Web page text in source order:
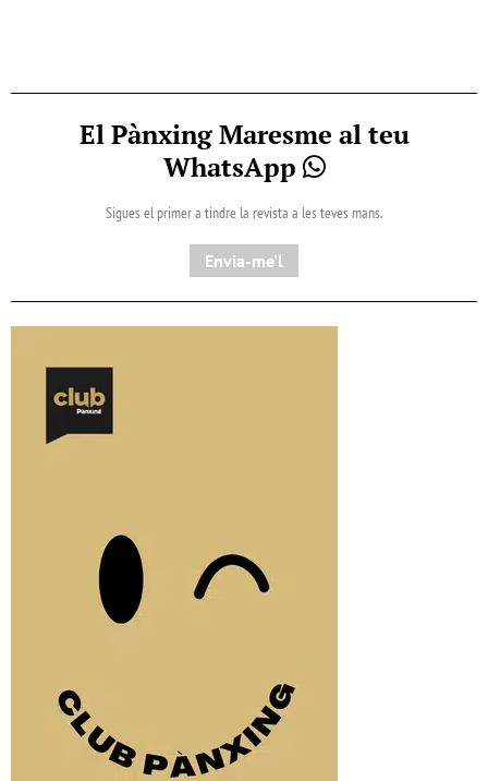
El Pànxing Maresme al teu
WhatsApp
Sigues el primer a tindre la revista a les teves mans.
Envia-me'l